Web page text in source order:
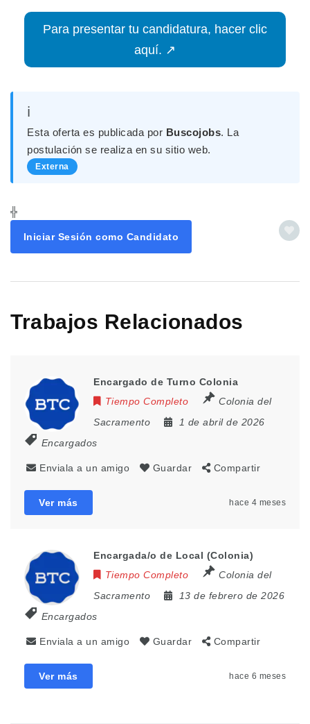
Para presentar tu candidatura, hacer clic
aquí. ↗
ℹ️
Esta oferta es publicada por Buscojobs. La
postulación se realiza en su sitio web.
Externa
╬
Iniciar Sesión como Candidato
Trabajos Relacionados
Encargado de Turno Colonia
Tiempo Completo
Colonia del
Sacramento
1 de abril de 2026
Encargados
Enviala a un amigo Guardar Compartir
Ver más hace 4 meses
Encargada/o de Local (Colonia)
Tiempo Completo
Colonia del
Sacramento
13 de febrero de 2026
Encargados
Enviala a un amigo Guardar Compartir
Ver más hace 6 meses